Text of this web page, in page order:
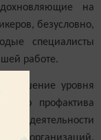
на
безусловно,
специалисты
работе.
уровня
профактива
деятельности